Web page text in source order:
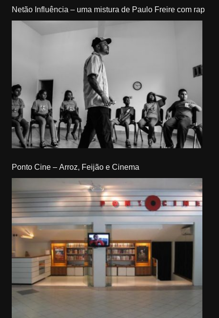
Netão Influência – uma mistura de Paulo Freire com rap
Ponto Cine – Arroz, Feijão e Cinema